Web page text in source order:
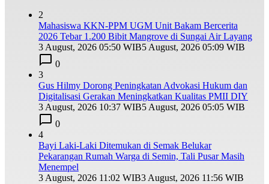
2
Mahasiswa KKN-PPM UGM Unit Bakam Bercerita
2026 Tebar 1.200 Bibit Mangrove di Sungai Air Layang
3 August, 2026 05:50 WIB5 August, 2026 05:09 WIB
0
3
Gus Hilmy Dorong Peningkatan Advokasi Hukum dan
Digitalisasi Gerakan Meningkatkan Kualitas PMII DIY
3 August, 2026 10:37 WIB5 August, 2026 05:05 WIB
0
4
Bayi Laki-Laki Ditemukan di Semak Belukar
Pekarangan Rumah Warga di Semin, Tali Pusar Masih
Menempel
3 August, 2026 11:02 WIB3 August, 2026 11:56 WIB